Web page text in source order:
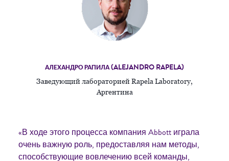
АЛЕХАНДРО РАПИЛА (ALEJANDRO RAPELA)
Заведующий лабораторией Rapela Laboratory,
Аргентина
«В ходе этого процесса компания Abbott играла
очень важную роль, предоставляя нам методы,
способствующие вовлечению всей команды,